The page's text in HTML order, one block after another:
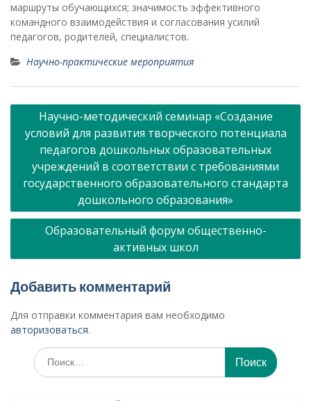
маршруты обучающихся; значимость эффективного
командного взаимодействия и согласования усилий
педагогов, родителей, специалистов.
Научно-практические мероприятия
Навигация
записям
Научно-методический семинар «Создание
условий для развития творческого потенциала
педагогов дошкольных образовательных
учреждений в соответствии с требованиями
государственного образовательного стандарта
дошкольного образования»
Образовательный форум общественно-
активных школ
Добавить комментарий
Для отправки комментария вам необходимо
авторизоваться.
Искать: